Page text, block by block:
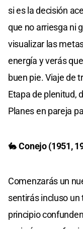
si es la decisión
que no arriesga ni
visualizar las
energía y verás
buen pie. Viaje de
Etapa de plenitud,
Planes en pareja
🐇Conejo (1951,
Comenzarás un
sentirás incluso un
principio